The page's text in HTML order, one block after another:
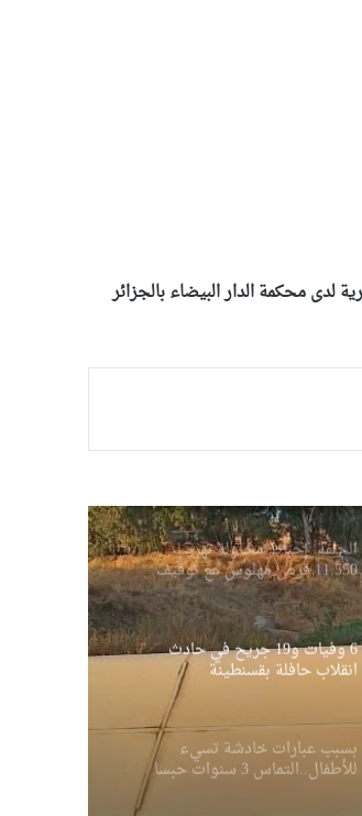
لدى محكمة الدار البيضاء بالجزائرالرمل
نقالا بميناء الجزائر
الأغواط: حجز 7400 قرص مهلوس
الجلفة: إحباط محاولة تهريب
11.550 قرص مهلوس مع توقيف
شخص
6 وفيات و19 جريح في حادث
انقلاب حافلة بقسنطينة
بسبب عبارات خادشة تسيء
للأطفال..التماس 3 سنوات حبسا